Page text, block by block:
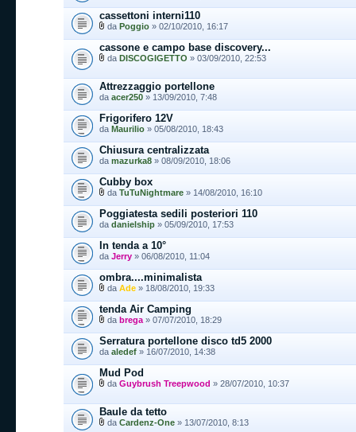
cassettoni interni110
da Poggio » 02/10/2010, 16:17
cassone e campo base discovery...
da DISCOGIGETTO » 03/09/2010, 22:53
Attrezzaggio portellone
da acer250 » 13/09/2010, 7:48
Frigorifero 12V
da Maurilio » 05/08/2010, 18:43
Chiusura centralizzata
da mazurka8 » 08/09/2010, 18:06
Cubby box
da TuTuNightmare » 14/08/2010, 16:10
Poggiatesta sedili posteriori 110
da danielship » 05/09/2010, 17:53
In tenda a 10°
da Jerry » 06/08/2010, 11:04
ombra....minimalista
da Ade » 18/08/2010, 19:33
tenda Air Camping
da brega » 07/07/2010, 18:29
Serratura portellone disco td5 2000
da aledef » 16/07/2010, 14:38
Mud Pod
da Guybrush Treepwood » 28/07/2010, 10:37
Baule da tetto
da Cardenz-One » 13/07/2010, 8:13